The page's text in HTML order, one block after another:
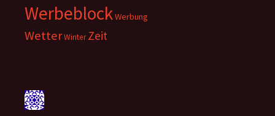
WerbeblockWerbung
WetterWinter Zeit